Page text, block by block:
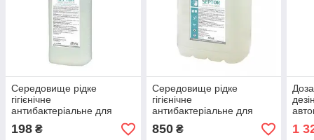
Середовище рідке
гігієнічне
антибактеріальне для
шкіри рук і тіла SEPTOR
900мл
198 ₴
Середовище рідке
гігієнічне
антибактеріальне для
шкіри рук і тіла SEPTOR 5
850₴ 1